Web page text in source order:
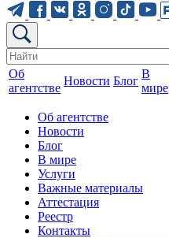
Об
агентстве
Новости Блог
В
мире
Об агентстве
Новости
Блог
В мире
Услуги
Важные материалы
Аттестация
Реестр
Контакты